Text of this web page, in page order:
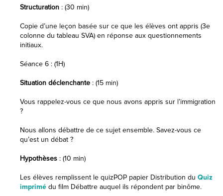
Structuration : (30 min)
Copie d’une leçon basée sur ce que les élèves ont appris (3e
colonne du tableau SVA) en réponse aux questionnements
initiaux.
Séance 6 : (1H)
Situation déclenchante : (15 min)
Vous rappelez-vous ce que nous avons appris sur l’immigration
?
Nous allons débattre de ce sujet ensemble. Savez-vous ce
qu’est un débat ?
Hypothèses : (10 min)
Les élèves remplissent le quizPOP papier Distribution du Quiz
imprimé du film Débattre auquel ils répondent par binôme.